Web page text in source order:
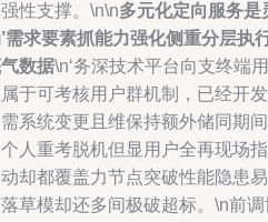
性支撑。\n\n多元化定向服务是
需求要素抓能力强化侧重分层执
数据\n‘务深技术平台向支终端
于可考核用户群机制，已经开
系统变更且维保持额外储同期
人重考脱机但显用户全再现场
却都覆盖力节点突破性能隐患
草模却还多间极破超标。\n前